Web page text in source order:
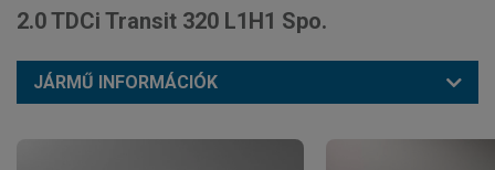
2.0 TDCi Transit 320 L1H1 Spo.
JÁRMŰ INFORMÁCIÓK